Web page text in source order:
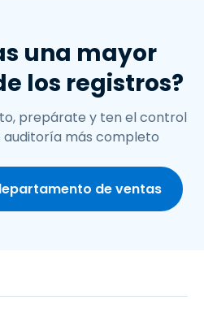
una mayor
los registros?
prepárate y ten el control
auditoría más completo
de ventas